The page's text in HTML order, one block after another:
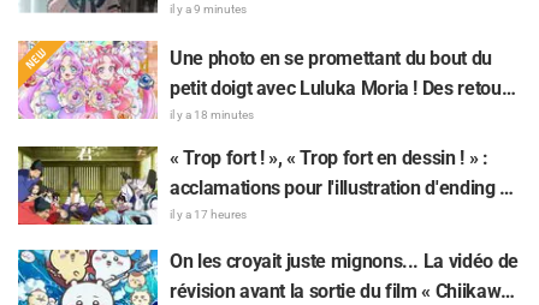
et premières images de l'épisode 6 de
il y a 9 minutes
Une photo en se promettant du bout du
petit doigt avec Luluka Moria ! Des retours
sur le compte rendu de la comédienne de
doublage Nao Tōyama après avoir assisté
au Dream Stage de « Star Detective
Precure! » : « C’est le W Arcana »
il y a 18 minutes
« Trop fort ! », « Trop fort en dessin ! » :
acclamations pour l'illustration d'ending du
13e épisode dessinée par Asaki Yuikawa,
la comédienne doublant le protagoniste
de « The Elusive Samurai »
il y a 17 heures
On les croyait juste mignons... La vidéo de
révision avant la sortie du film « Chiikawa